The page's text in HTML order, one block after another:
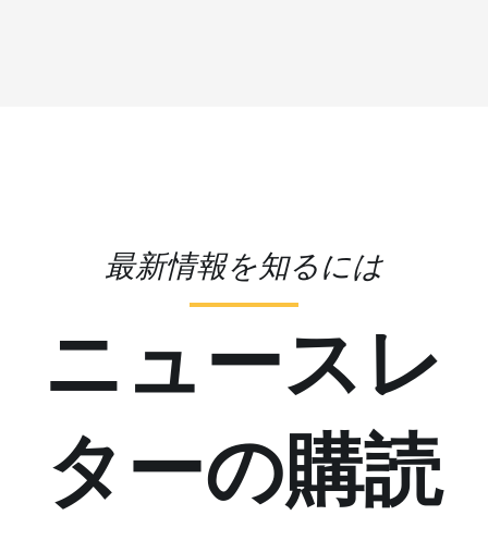
最新情報を知るには
ニュースレ
ターの購読